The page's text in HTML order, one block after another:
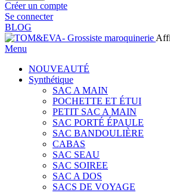
Créer un compte
Se connecter
BLOG
Menu
NOUVEAUTÉ
Synthétique
SAC A MAIN
POCHETTE ET ÉTUI
PETIT SAC A MAIN
SAC PORTÉ ÉPAULE
SAC BANDOULIÈRE
CABAS
SAC SEAU
SAC SOIREE
SAC A DOS
SACS DE VOYAGE